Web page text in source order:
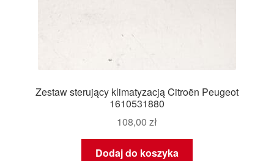
Zestaw sterujący klimatyzacją Citroën Peugeot
1610531880
108,00 zł
Dodaj do koszyka